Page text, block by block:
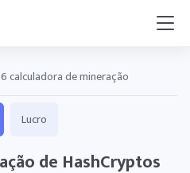
calculadora de mineração
Lucro
de HashCryptos